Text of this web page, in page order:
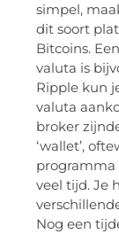
simpel,
dit soort
Bitcoins.
valuta is
Ripple kun
valuta
broker
‘wallet’,
programma
veel tijd. Je
Nog een